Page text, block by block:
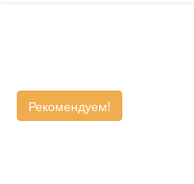
Рекомендуем!